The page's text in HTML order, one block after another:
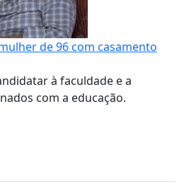
de 96 com casamento
à faculdade e a
com a educação.